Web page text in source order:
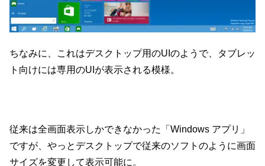
ちなみに、これはデスクトップ用のUIのようで、タブレッ
ト向けには専用のUIが表示される模様。
従来は全画面表示しかできなかった「Windows アプリ」
ですが、やっとデスクトップで従来のソフトのように画面
サイズを変更して表示可能に。